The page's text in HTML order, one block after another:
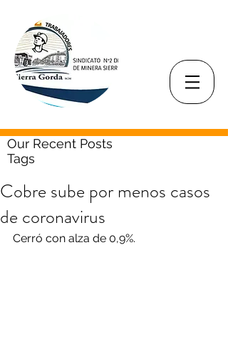
Our Recent Posts
Tags
Cobre sube por menos casos
de coronavirus
Cerró con alza de 0,9%.